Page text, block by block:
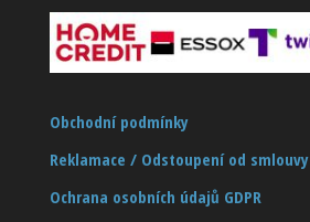
Obchodní podmínky
Reklamace / Odstoupení od smlouvy
Ochrana osobních údajů GDPR